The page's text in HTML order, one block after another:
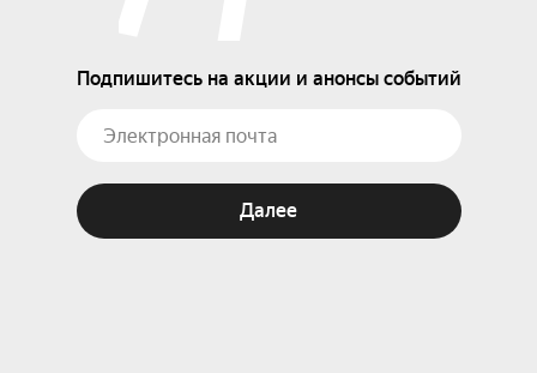
Подпишитесь на акции и анонсы событий
Далее